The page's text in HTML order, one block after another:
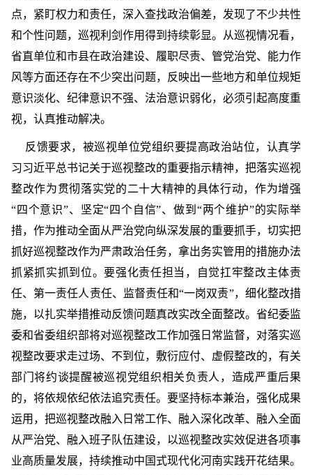
点，紧盯权力和责任，深入查找政治偏差，发现了不少共性
和个性问题，巡视利剑作用得到持续彰显。从巡视情况看，
省直单位和市县在政治建设、履职尽责、管党治党、能力作
风等方面还存在不少突出问题，反映出一些地方和单位规矩
意识淡化、纪律意识不强、法治意识弱化，必须引起高度重
视，认真推动解决。
反馈要求，被巡视单位党组织要提高政治站位，认真学
习习近平总书记关于巡视整改的重要指示精神，把落实巡视
整改作为贯彻落实党的二十大精神的具体行动，作为增强
“四个意识”、坚定“四个自信”、做到“两个维护”的实际举
措，作为推动全面从严治党向纵深发展的重要抓手，切实把
抓好巡视整改作为严肃政治任务，拿出务实管用的措施办法
抓紧抓实抓到位。要强化责任担当，自觉扛牢整改主体责
任、第一责任人责任、监督责任和“一岗双责”，细化整改措
施，以扎实举措推动反馈问题真改实改全面整改。省纪委监
委和省委组织部将对巡视整改工作加强日常监督，对落实巡
视整改要求走过场、不到位，敷衍应付、虚假整改的，有关
部门将约谈提醒被巡视党组织相关负责人，造成严重后果
的，将依规依纪依法追究责任。要坚持标本兼治，强化成果
运用，把巡视整改融入日常工作、融入深化改革、融入全面
从严治党、融入班子队伍建设，以巡视整改实效促进各项事
业高质量发展，持续推动中国式现代化河南实践开花结果。